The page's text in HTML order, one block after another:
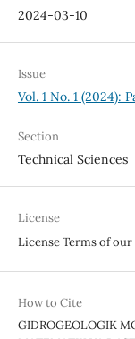
2024-03-10
Issue
Vol. 1 No. 1 (2024):
Section
Technical Sciences
License
License Terms of
How to Cite
GIDROGEOLOGIK